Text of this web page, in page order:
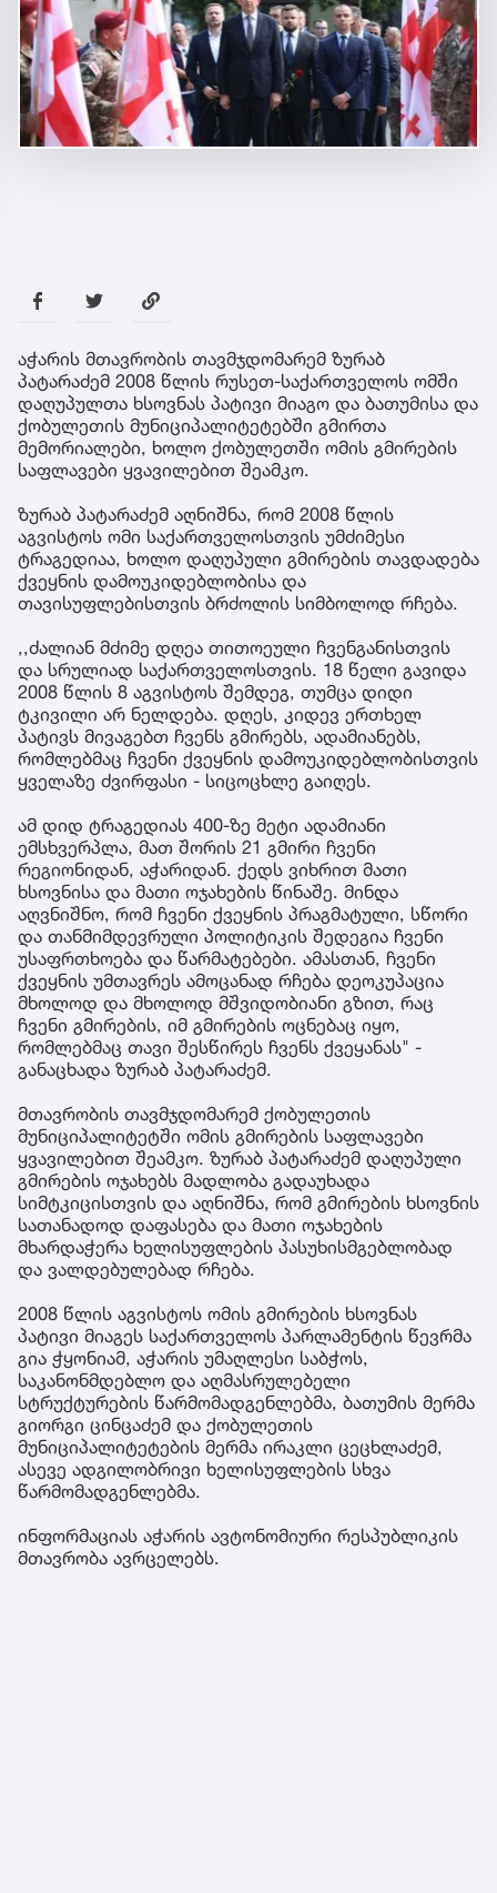
აჭარის მთავრობის თავმჯდომარემ ზურაბ
პატარაძემ 2008 წლის რუსეთ-საქართველოს ომში
დაღუპულთა ხსოვნას პატივი მიაგო და ბათუმისა და
ქობულეთის მუნიციპალიტეტებში გმირთა
მემორიალები, ხოლო ქობულეთში ომის გმირების
საფლავები ყვავილებით შეამკო.
ზურაბ პატარაძემ აღნიშნა, რომ 2008 წლის
აგვისტოს ომი საქართველოსთვის უმძიმესი
ტრაგედიაა, ხოლო დაღუპული გმირების თავდადება
ქვეყნის დამოუკიდებლობისა და
თავისუფლებისთვის ბრძოლის სიმბოლოდ რჩება.
,,ძალიან მძიმე დღეა თითოეული ჩვენგანისთვის
და სრულიად საქართველოსთვის. 18 წელი გავიდა
2008 წლის 8 აგვისტოს შემდეგ, თუმცა დიდი
ტკივილი არ ნელდება. დღეს, კიდევ ერთხელ
პატივს მივაგებთ ჩვენს გმირებს, ადამიანებს,
რომლებმაც ჩვენი ქვეყნის დამოუკიდებლობისთვის
ყველაზე ძვირფასი - სიცოცხლე გაიღეს.
ამ დიდ ტრაგედიას 400-ზე მეტი ადამიანი
ემსხვერპლა, მათ შორის 21 გმირი ჩვენი
რეგიონიდან, აჭარიდან. ქედს ვიხრით მათი
ხსოვნისა და მათი ოჯახების წინაშე. მინდა
აღვნიშნო, რომ ჩვენი ქვეყნის პრაგმატული, სწორი
და თანმიმდევრული პოლიტიკის შედეგია ჩვენი
უსაფრთხოება და წარმატებები. ამასთან, ჩვენი
ქვეყნის უმთავრეს ამოცანად რჩება დეოკუპაცია
მხოლოდ და მხოლოდ მშვიდობიანი გზით, რაც
ჩვენი გმირების, იმ გმირების ოცნებაც იყო,
რომლებმაც თავი შესწირეს ჩვენს ქვეყანას" -
განაცხადა ზურაბ პატარაძემ.
მთავრობის თავმჯდომარემ ქობულეთის
მუნიციპალიტეტში ომის გმირების საფლავები
ყვავილებით შეამკო. ზურაბ პატარაძემ დაღუპული
გმირების ოჯახებს მადლობა გადაუხადა
სიმტკიცისთვის და აღნიშნა, რომ გმირების ხსოვნის
სათანადოდ დაფასება და მათი ოჯახების
მხარდაჭერა ხელისუფლების პასუხისმგებლობად
და ვალდებულებად რჩება.
2008 წლის აგვისტოს ომის გმირების ხსოვნას
პატივი მიაგეს საქართველოს პარლამენტის წევრმა
გია ჭყონიამ, აჭარის უმაღლესი საბჭოს,
საკანონმდებლო და აღმასრულებელი
სტრუქტურების წარმომადგენლებმა, ბათუმის მერმა
გიორგი ცინცაძემ და ქობულეთის
მუნიციპალიტეტების მერმა ირაკლი ცეცხლაძემ,
ასევე ადგილობრივი ხელისუფლების სხვა
წარმომადგენლებმა.
ინფორმაციას აჭარის ავტონომიური რესპუბლიკის
მთავრობა ავრცელებს.